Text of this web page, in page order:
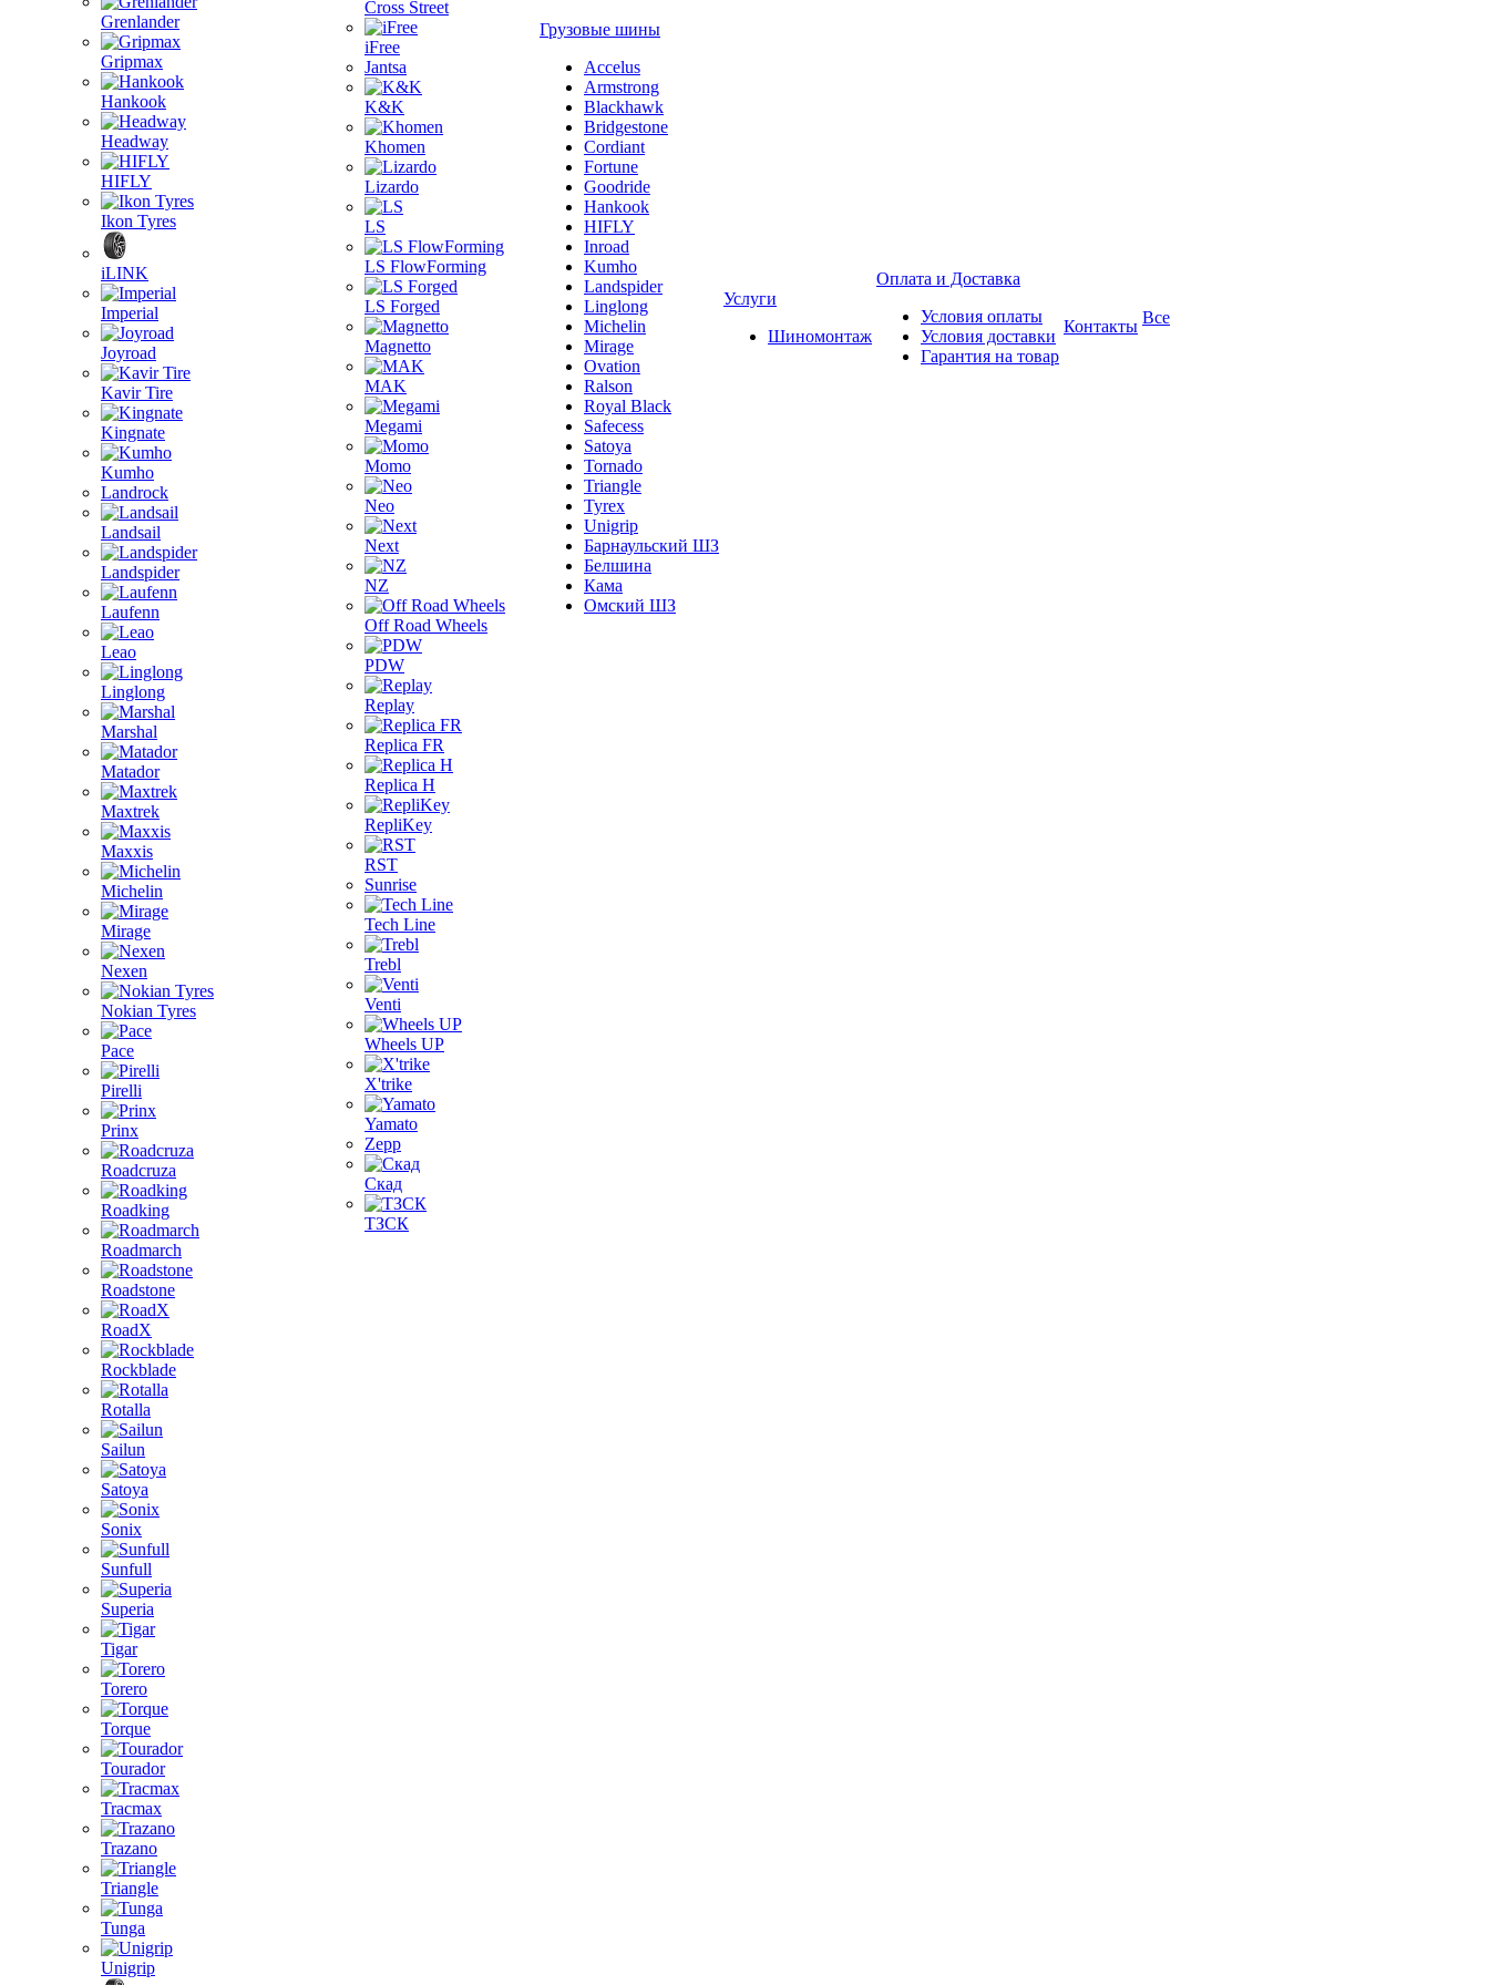
Grenlander
Gripmax
Hankook
Headway
HIFLY
Ikon Tyres
iLINK
Imperial
Joyroad
Kavir Tire
Kingnate
Kumho
Landrock
Landsail
Landspider
Laufenn
Leao
Linglong
Marshal
Matador
Maxtrek
Maxxis
Michelin
Mirage
Nexen
Nokian Tyres
Pace
Pirelli
Prinx
Roadcruza
Roadking
Roadmarch
Roadstone
RoadX
Rockblade
Rotalla
Sailun
Satoya
Sonix
Sunfull
Superia
Tigar
Torero
Torque
Tourador
Tracmax
Trazano
Triangle
Tunga
Unigrip
Cross Street
iFree
Jantsa
K&K
Khomen
Lizardo
LS
LS FlowForming
LS Forged
Magnetto
MAK
Megami
Momo
Neo
Next
NZ
Off Road Wheels
PDW
Replay
Replica FR
Replica H
RepliKey
RST
Sunrise
Tech Line
Trebl
Venti
Wheels UP
X'trike
Yamato
Zepp
Скад
ТЗСК
Грузовые шины
Accelus
Armstrong
Blackhawk
Bridgestone
Cordiant
Fortune
Goodride
Hankook
HIFLY
Inroad
Kumho
Landspider
Linglong
Michelin
Mirage
Ovation
Ralson
Royal Black
Safecess
Satoya
Tornado
Triangle
Tyrex
Unigrip
Барнаульский ШЗ
Белшина
Кама
Омский ШЗ
Услуги
Шиномонтаж
Оплата и Доставка
Условия оплаты
Условия доставки
Гарантия на товар
Контакты Все